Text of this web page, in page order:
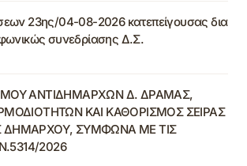
23ης/04-08-2026 κατεπείγουσας δια
συνεδρίασης Δ.Σ.
ΑΝΤΙΔΗΜΑΡΧΩΝ Δ. ΔΡΑΜΑΣ,
ΚΑΙ ΚΑΘΟΡΙΣΜΟΣ ΣΕΙΡΑΣ
ΣΥΜΦΩΝΑ ΜΕ ΤΙΣ
2026